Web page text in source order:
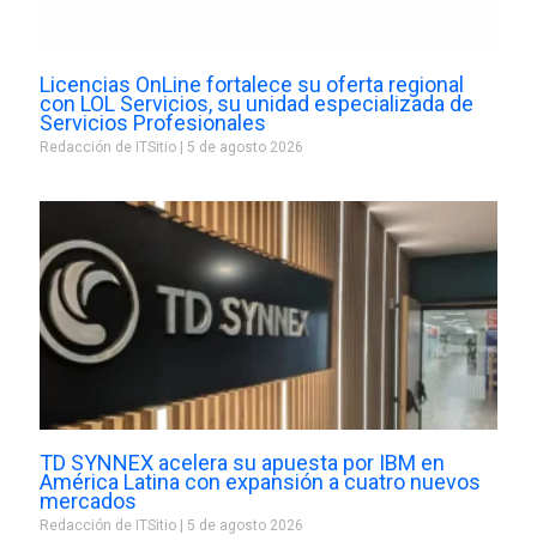
Licencias OnLine fortalece su oferta regional
con LOL Servicios, su unidad especializada de
Servicios Profesionales
Redacción de ITSitio 5 de agosto 2026
TD SYNNEX acelera su apuesta por IBM en
América Latina con expansión a cuatro nuevos
mercados
Redacción de ITSitio 5 de agosto 2026